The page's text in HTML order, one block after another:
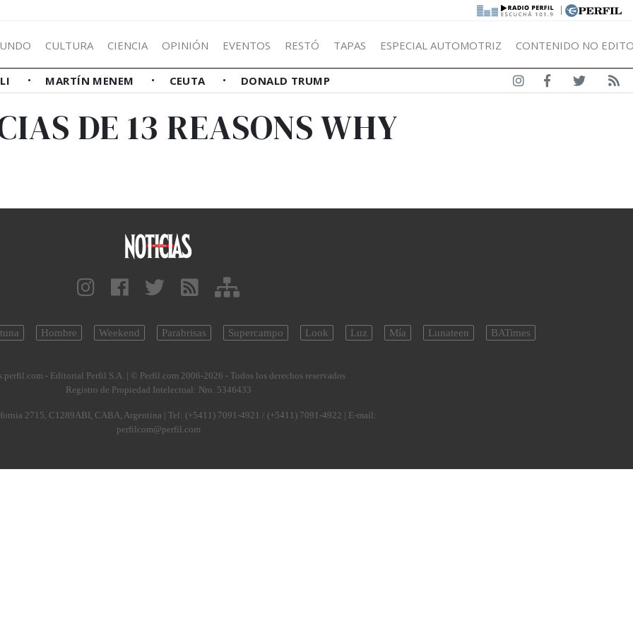
|
CULTURA CIENCIA OPINIÓN EVENTOS RESTÓ TAPAS ESPECIAL AUTOMOTRIZ CONTENIDO NO
MARTÍN MENEM CEUTA DONALD TRUMP
DE 13 REASONS WHY
Hombre Weekend Parabrisas Supercampo Look Luz Mía Lunateen BATimes
- Editorial Perfil S.A. | © Perfil.com 2006-2026 - Todos los derechos reservados
Registro de Propiedad Intelectual: Nro. 5346433
2715, C1289ABI, CABA, Argentina | Tel: (+5411) 7091-4921 / (+5411) 7091-4922 | E-mail:
perfilcom@perfil.com